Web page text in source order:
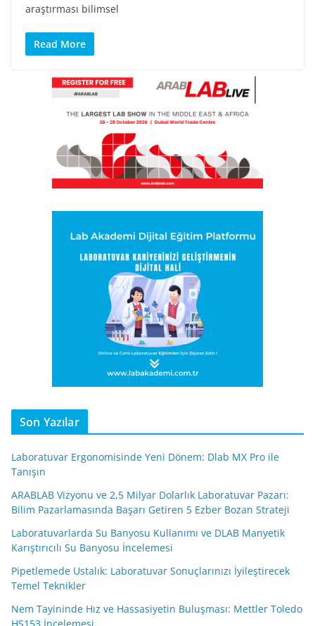
araştırması bilimsel
Read More
Son Yazılar
Laboratuvar Ergonomisinde Yeni Dönem: Dlab MX Pro ile
Tanışın
ARABLAB Vizyonu ve 2,5 Milyar Dolarlık Laboratuvar Pazarı:
Bilim Pazarlamasında Başarı Getiren 5 Ezber Bozan Strateji
Laboratuvarlarda Su Banyosu Kullanımı ve DLAB Manyetik
Karıştırıcılı Su Banyosu İncelemesi
Pipetlemede Ustalık: Laboratuvar Sonuçlarınızı İyileştirecek
Temel Teknikler
Nem Tayininde Hız ve Hassasiyetin Buluşması: Mettler Toledo
HS153 İncelemesi